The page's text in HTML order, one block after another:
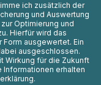
ich zusätzlich der
und Auswertung
Optimierung und
Hierfür wird das
ausgewertet. Ein
ausgeschlossen.
Wirkung für die Zukunft
Informationen erhalten